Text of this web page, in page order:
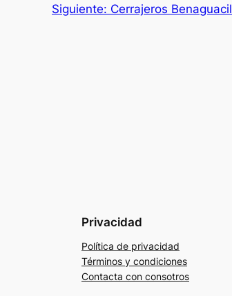
Siguiente: Cerrajeros Benaguacil
Privacidad
Política de privacidad
Términos y condiciones
Contacta con consotros